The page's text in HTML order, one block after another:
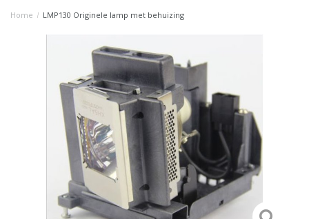
Home / LMP130 Originele lamp met behuizing